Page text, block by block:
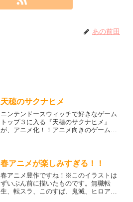
あの前田
天穂のサクナヒメ
ニンテンドースウィッチで好きなゲーム
トップ３に入る『天穂のサクナヒメ』
が、アニメ化！！アニメ向きのゲームだ
メの成長と泣けるストーリー。...
春アニメが楽しみすぎる！！
春アニメ豊作ですね！※このイラストは
ずいぶん前に描いたものです。無職転
生、転スラ、このすば、鬼滅、ヒロア